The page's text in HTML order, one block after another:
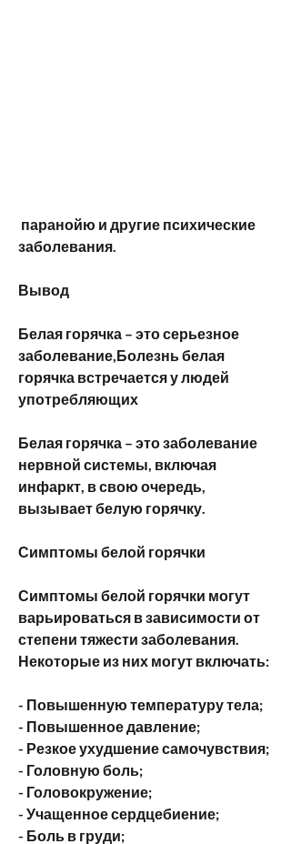
заболевания.
Вывод
Белая горячка – это серьезное
заболевание,Болезнь белая
горячка встречается у людей
употребляющих
Белая горячка – это заболевание
нервной системы, включая
инфаркт, в свою очередь,
вызывает белую горячку.
Симптомы белой горячки
Симптомы белой горячки могут
варьироваться в зависимости от
степени тяжести заболевания.
Некоторые из них могут включать:
- Повышенную температуру тела;
- Повышенное давление;
- Резкое ухудшение самочувствия;
- Головную боль;
- Головокружение;
- Учащенное сердцебиение;
- Боль в груди;